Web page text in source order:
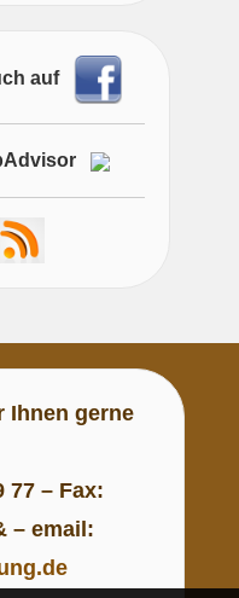
auf
Ihnen gerne
77 – Fax:
– email: